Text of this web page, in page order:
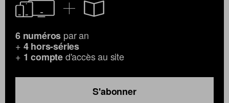
6 numéros par an
+ 4 hors-séries
+ 1 compted'accès au site
S'abonner